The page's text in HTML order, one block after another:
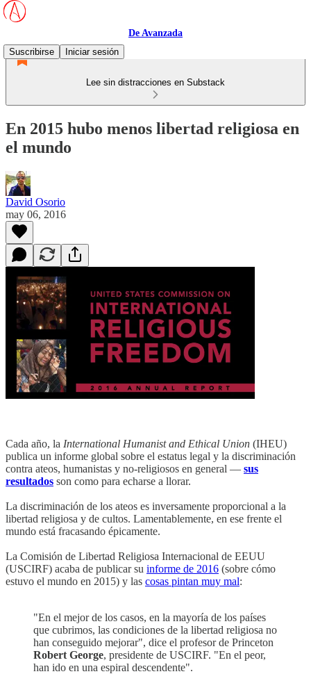
De Avanzada
Suscribirse
Iniciar sesión
Lee sin distracciones en Substack
En 2015 hubo menos libertad religiosa en
el mundo
David Osorio
may 06, 2016
Cada año, la International Humanist and Ethical Union (IHEU)
publica un informe global sobre el estatus legal y la discriminación
contra ateos, humanistas y no-religiosos en general — sus
resultados son como para echarse a llorar.
La discriminación de los ateos es inversamente proporcional a la
libertad religiosa y de cultos. Lamentablemente, en ese frente el
mundo está fracasando épicamente.
La Comisión de Libertad Religiosa Internacional de EEUU
(USCIRF) acaba de publicar su informe de 2016 (sobre cómo
estuvo el mundo en 2015) y las cosas pintan muy mal:
"En el mejor de los casos, en la mayoría de los países
que cubrimos, las condiciones de la libertad religiosa no
han conseguido mejorar", dice el profesor de Princeton
Robert George, presidente de USCIRF. "En el peor,
han ido en una espiral descendente".